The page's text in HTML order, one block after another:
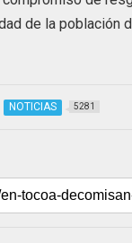
de la población
NOTICIAS 5281